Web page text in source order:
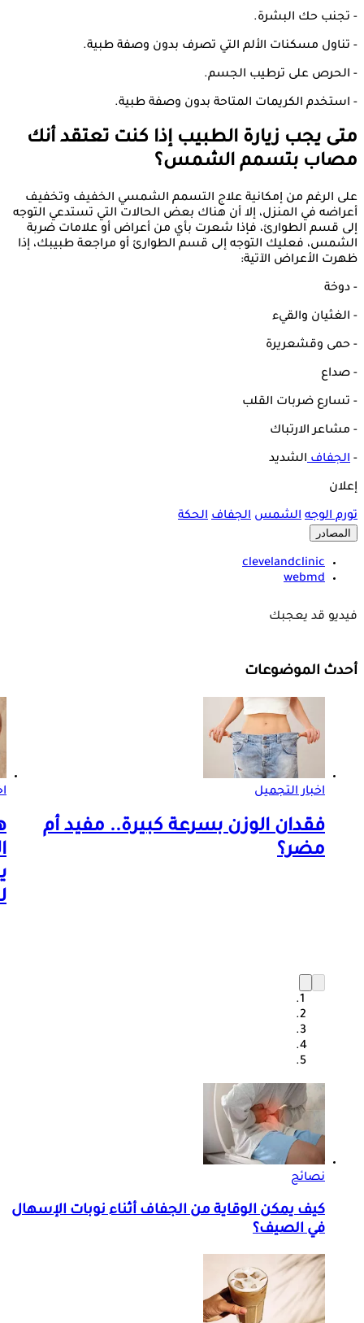
- تجنب حك البشرة.
- تناول مسكنات الألم التي تصرف بدون وصفة طبية.
- الحرص على ترطيب الجسم.
- استخدم الكريمات المتاحة بدون وصفة طبية.
متى يجب زيارة الطبيب إذا كنت تعتقد أنك
مصاب بتسمم الشمس؟
على الرغم من إمكانية علاج التسمم الشمسي الخفيف وتخفيف
أعراضه في المنزل، إلا أن هناك بعض الحالات التي تستدعي التوجه
إلى قسم الطوارئ، فإذا شعرت بأي من أعراض أو علامات ضربة
الشمس، فعليك التوجه إلى قسم الطوارئ أو مراجعة طبيبك، إذا
ظهرت الأعراض الآتية:
- دوخة
- الغثيان والقيء
- حمى وقشعريرة​
- صداع
- تسارع ضربات القلب
- مشاعر الارتباك
- الجفافالشديد
إعلان
تورم الوجه الشمس الجفاف الحكة
المصادر
clevelandclinic
webmd
فيديو قد يعجبك
أحدث الموضوعات
اخبار التجميل
فقدان الوزن بسرعة كبيرة.. مفيد أم
مضر؟
نصائح
كيف يمكن الوقاية من الجفاف أثناء نوبات الإسهال
في الصيف؟